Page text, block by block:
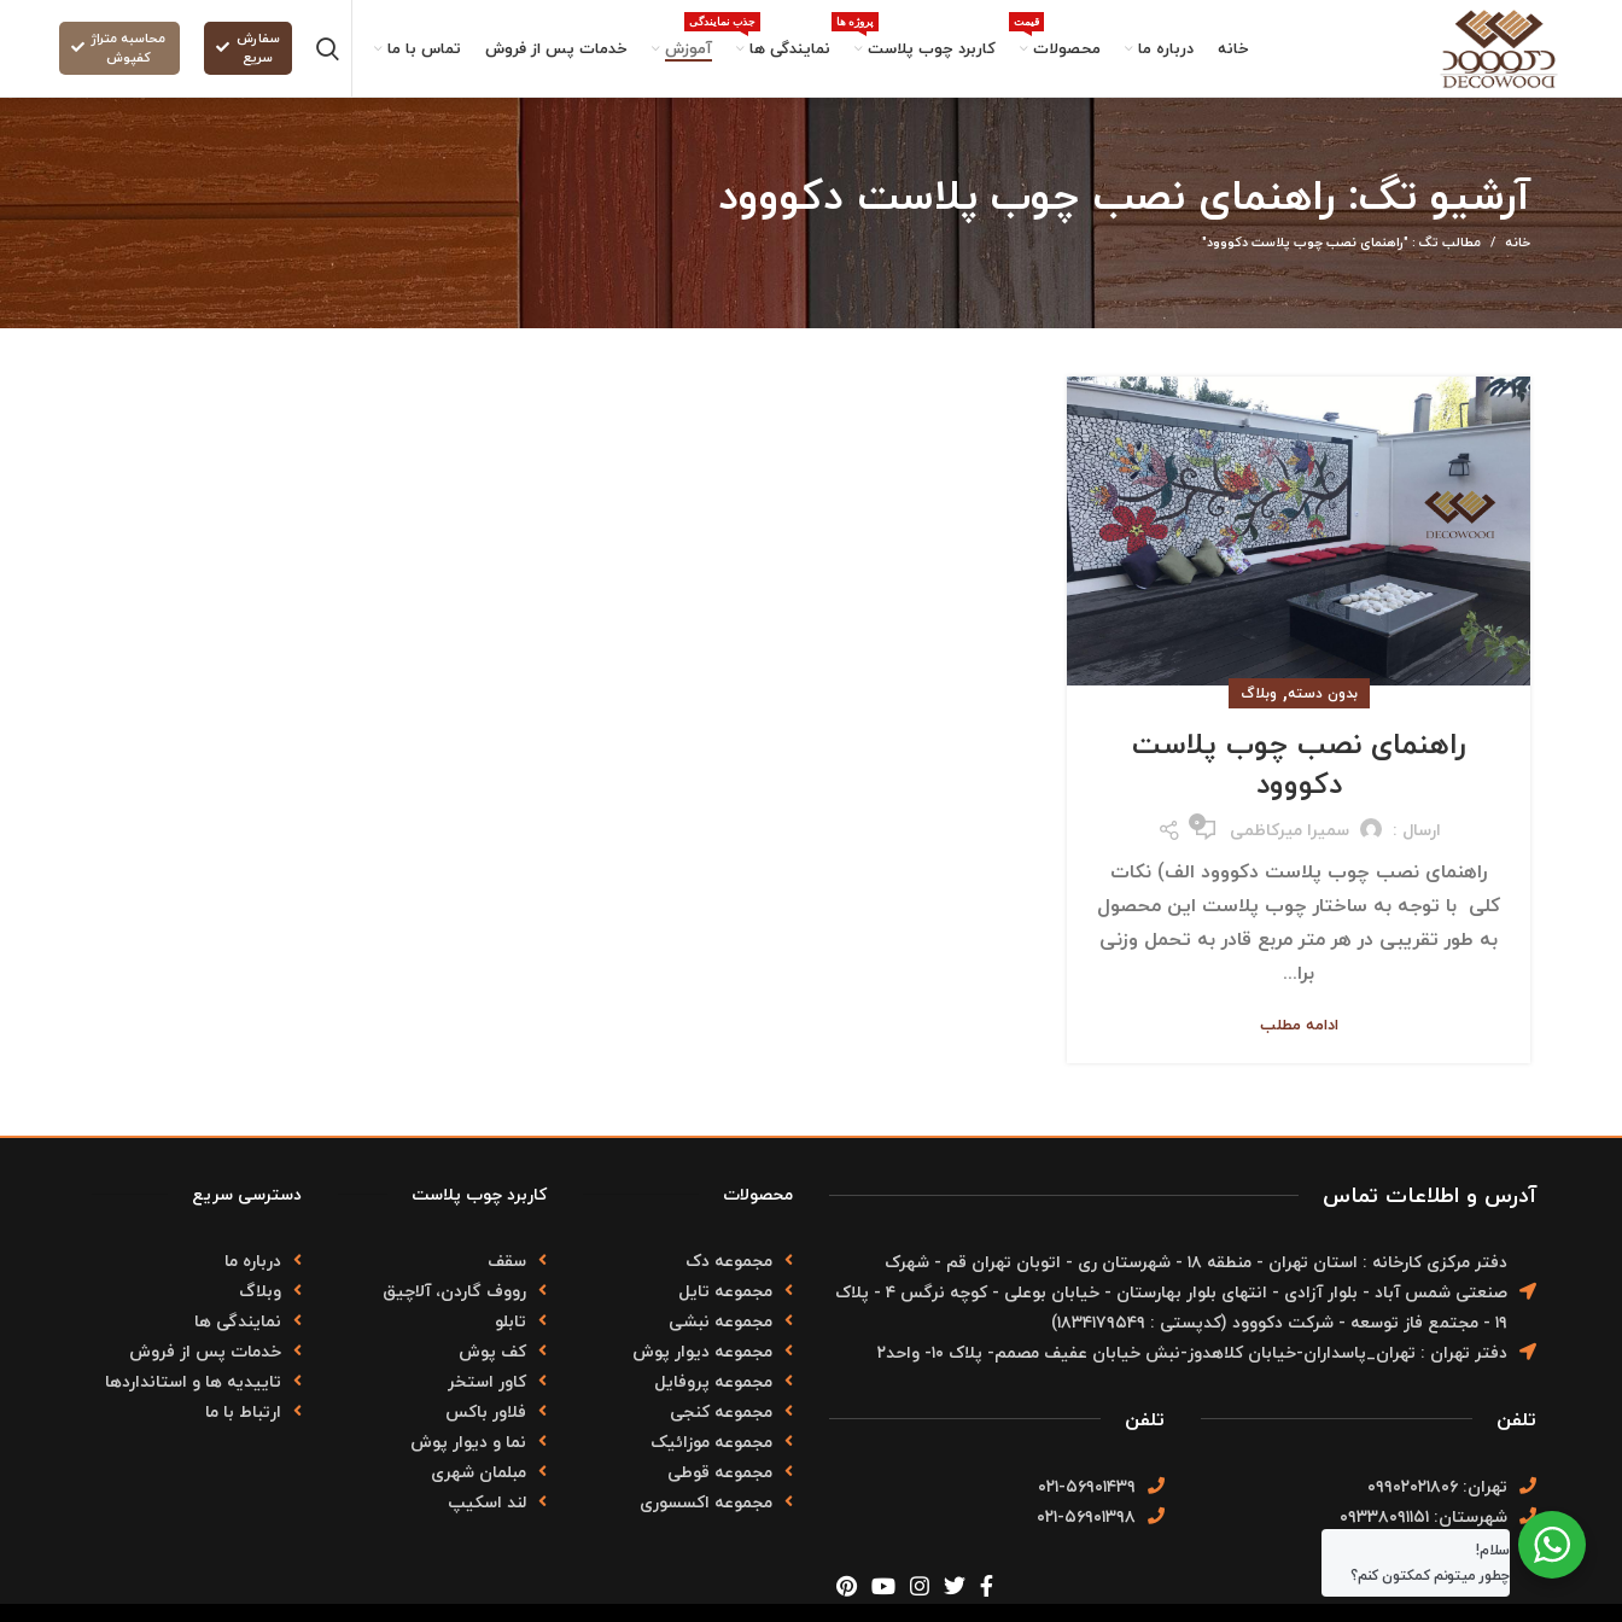
خانه درباره ما محصولات
قیمت
کاربرد چوب پلاست
پروژه ها
نمایندگی ها
جذب نمایندگی
آموزش خدمات پس از فروش تماس با ما
سفارش
سریع
محاسبه متراژ
کفپوش
آرشیو تگ: راهنمای نصب چوب پلاست دکووود
خانه مطالب تگ : "راهنمای نصب چوب پلاست دکووود"
بدون دسته, وبلاگ
راهنمای نصب چوب پلاست
دکووود
ارسال : سمیرا میرکاظمی ۰
راهنمای نصب چوب پلاست دکووود الف) نکات
کلی با توجه به ساختار چوب پلاست این محصول
به طور تقریبی در هر متر مربع قادر به تحمل وزنی
برا...
ادامه مطلب
دسترسی سریع
درباره ما
وبلاگ
نمایندگی ها
خدمات پس از فروش
تاییدیه ها و استانداردها
ارتباط با ما
کاربرد چوب پلاست
سقف
رووف گاردن، آلاچیق
تابلو
کف پوش
کاور استخر
فلاور باکس
نما و دیوار پوش
مبلمان شهری
لند اسکیپ
محصولات
مجموعه دک
مجموعه تایل
مجموعه نبشی
مجموعه دیوار پوش
مجموعه پروفایل
مجموعه کنجی
مجموعه موزائیک
مجموعه قوطی
مجموعه اکسسوری
آدرس و اطلاعات تماس
دفتر مرکزی کارخانه : استان تهران - منطقه ۱۸ - شهرستان ری - اتوبان تهران قم - شهرک
صنعتی شمس آباد - بلوار آزادی - انتهای بلوار بهارستان - خیابان بوعلی - کوچه نرگس ۴ - پلاک
۱۹ - مجتمع فاز توسعه - شرکت دکووود (کدپستی : ۱۸۳۴۱۷۹۵۴۹)
دفتر تهران : تهران_پاسداران-خیابان کلاهدوز-نبش خیابان عفیف مصمم- پلاک ۱۰- واحد۲
تلفن
۰۲۱-۵۶۹۰۱۴۳۹
۰۲۱-۵۶۹۰۱۳۹۸
تلفن
تهران: ۰۹۹۰۲۰۲۱۸۰۶
شهرستان: ۰۹۳۳۸۰۹۱۱۵۱
سلام!
چطور میتونم کمکتون کنم؟